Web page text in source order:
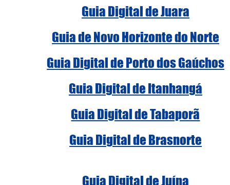
Guia Digital de Juara
Guia de Novo Horizonte do Norte
Guia Digital de Porto dos Gaúchos
Guia Digital de Itanhangá
Guia Digital de Tabaporã
Guia Digital de Brasnorte
Guia Digital de Juína